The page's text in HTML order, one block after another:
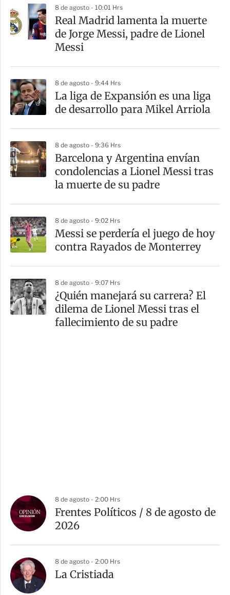
a
r
t
8 de agosto - 10:01 Hrs
Real Madrid lamenta la muerte
de Jorge Messi, padre de Lionel
Messi
8 de agosto - 9:44 Hrs
La liga de Expansión es una liga
de desarrollo para Mikel Arriola
8 de agosto - 9:36 Hrs
Barcelona y Argentina envían
condolencias a Lionel Messi tras
la muerte de su padre
8 de agosto - 9:02 Hrs
Messi se perdería el juego de hoy
contra Rayados de Monterrey
8 de agosto - 9:07 Hrs
¿Quién manejará su carrera? El
dilema de Lionel Messi tras el
fallecimiento de su padre
8 de agosto - 2:00 Hrs
Frentes Políticos / 8 de agosto de
2026
8 de agosto - 2:00 Hrs
La Cristiada